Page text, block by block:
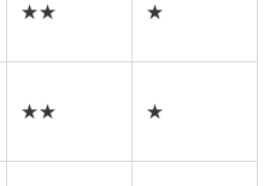
★★ ★
★★ ★